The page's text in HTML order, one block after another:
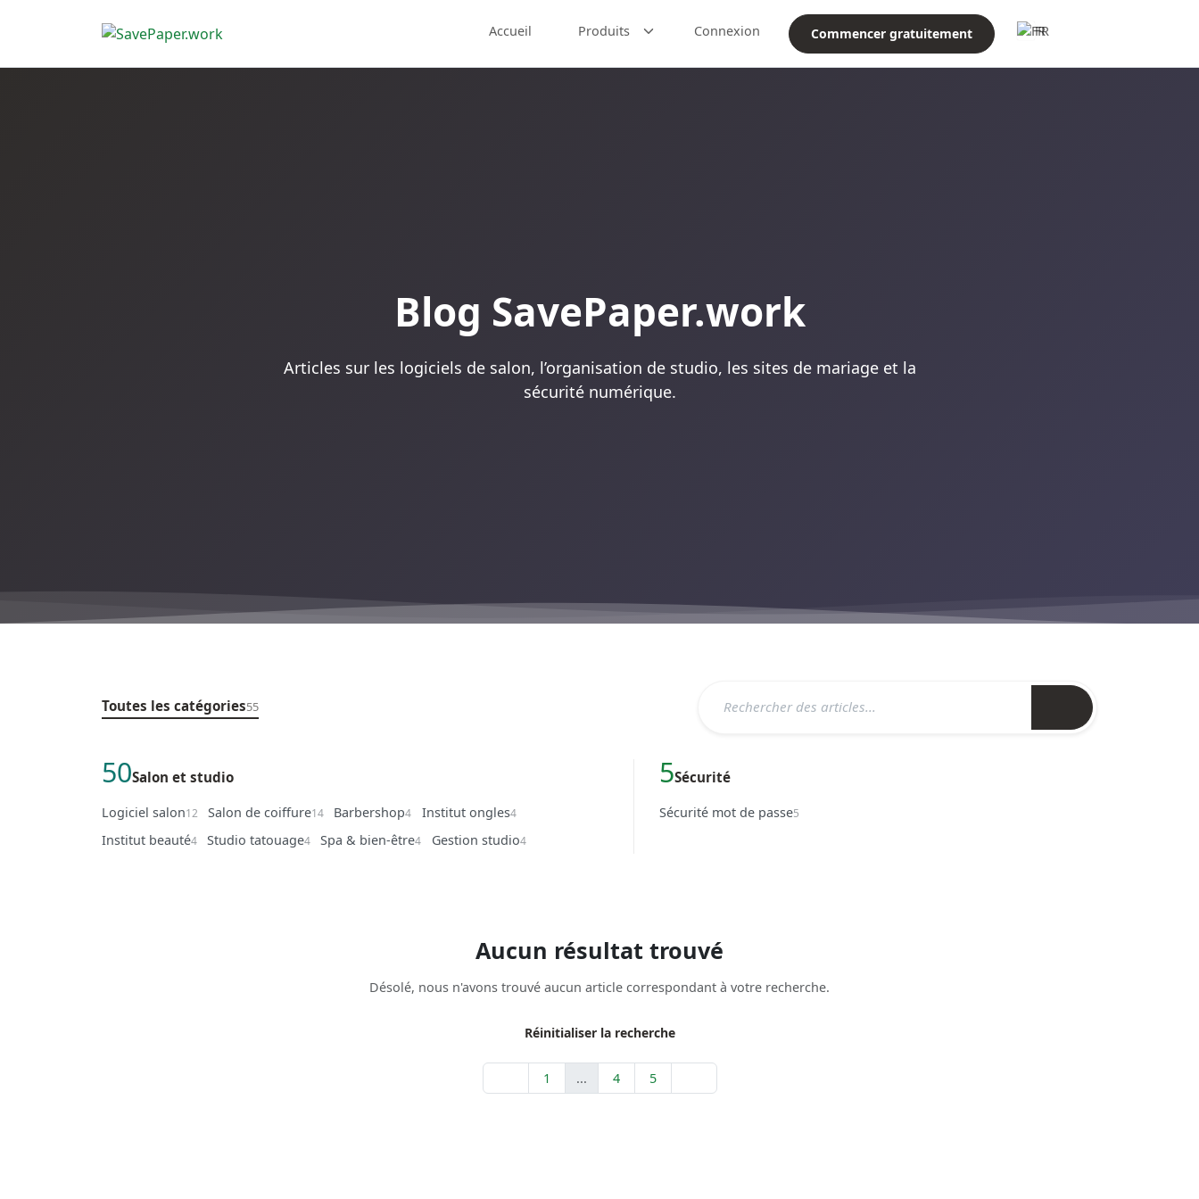
Accueil Produits Connexion Commencer gratuitement FR
Blog SavePaper.work
Articles sur les logiciels de salon, l’organisation de studio, les sites de mariage et la
sécurité numérique.
Toutes les catégories55
50Salon et studio
Logiciel salon12 Salon de coiffure14 Barbershop4 Institut ongles4
Institut beauté4 Studio tatouage4 Spa & bien-être4 Gestion studio4
5Sécurité
Sécurité mot de passe5
Aucun résultat trouvé
Désolé, nous n'avons trouvé aucun article correspondant à votre recherche.
Réinitialiser la recherche
1 ... 4 5